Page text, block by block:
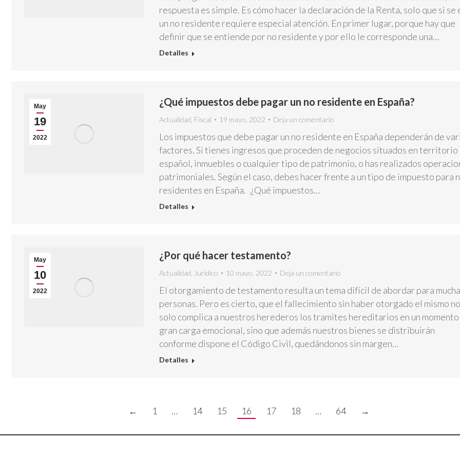
respuesta es simple. Es cómo hacer la declaración de la Renta, solo que si se
un no residente requiere especial atención. En primer lugar, porque hay que
definir que se entiende por no residente y por ello le corresponde una…
Detalles
May
19
2022
¿Qué impuestos debe pagar un no residente en España?
Actualidad Fiscal 19 mayo, 2022 Deja un comentario
Los impuestos que debe pagar un no residente en España dependerán de
factores. Si tienes ingresos que proceden de negocios situados en territorio
español, inmuebles o cualquier tipo de patrimonio, o has realizados
patrimoniales. Según el caso, debes hacer frente a un tipo de impuesto para
residentes en España. ¿Qué impuestos…
Detalles
May
10
2022
¿Por qué hacer testamento?
Actualidad Jurídico 10 mayo, 2022 Deja un comentario
El otorgamiento de testamento resulta un tema difícil de abordar para
personas. Pero es cierto, que el fallecimiento sin haber otorgado el mismo no
solo complica a nuestros herederos los tramites hereditarios en un
gran carga emocional, sino que además nuestros bienes se distribuirán
conforme dispone el Código Civil, quedándonos sin margen…
Detalles
← 1 … 14 15 16 17 18 … 64 →